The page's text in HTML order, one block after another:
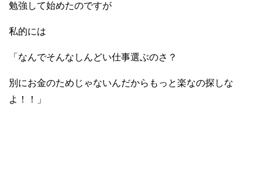
勉強して始めたのですが
私的には
「なんでそんなしんどい仕事選ぶのさ？
別にお金のためじゃないんだからもっと楽なの探しな
よ！！」